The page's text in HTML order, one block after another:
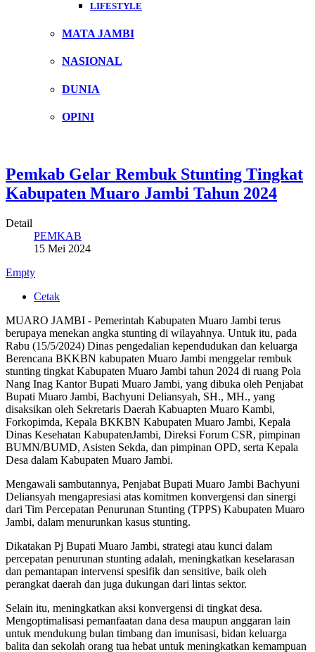
LIFESTYLE
MATA JAMBI
NASIONAL
DUNIA
OPINI
Pemkab Gelar Rembuk Stunting Tingkat
Kabupaten Muaro Jambi Tahun 2024
Detail
PEMKAB
15 Mei 2024
Empty
Cetak
MUARO JAMBI - Pemerintah Kabupaten Muaro Jambi terus
berupaya menekan angka stunting di wilayahnya. Untuk itu, pada
Rabu (15/5/2024) Dinas pengedalian kependudukan dan keluarga
Berencana BKKBN kabupaten Muaro Jambi menggelar rembuk
stunting tingkat Kabupaten Muaro Jambi tahun 2024 di ruang Pola
Nang Inag Kantor Bupati Muaro Jambi, yang dibuka oleh Penjabat
Bupati Muaro Jambi, Bachyuni Deliansyah, SH., MH., yang
disaksikan oleh Sekretaris Daerah Kabuapten Muaro Kambi,
Forkopimda, Kepala BKKBN Kabupaten Muaro Jambi, Kepala
Dinas Kesehatan KabupatenJambi, Direksi Forum CSR, pimpinan
BUMN/BUMD, Asisten Sekda, dan pimpinan OPD, serta Kepala
Desa dalam Kabupaten Muaro Jambi.
Mengawali sambutannya, Penjabat Bupati Muaro Jambi Bachyuni
Deliansyah mengapresiasi atas komitmen konvergensi dan sinergi
dari Tim Percepatan Penurunan Stunting (TPPS) Kabupaten Muaro
Jambi, dalam menurunkan kasus stunting.
Dikatakan Pj Bupati Muaro Jambi, strategi atau kunci dalam
percepatan penurunan stunting adalah, meningkatkan keselarasan
dan pemantapan intervensi spesifik dan sensitive, baik oleh
perangkat daerah dan juga dukungan dari lintas sektor.
Selain itu, meningkatkan aksi konvergensi di tingkat desa.
Mengoptimalisasi pemanfaatan dana desa maupun anggaran lain
untuk mendukung bulan timbang dan imunisasi, bidan keluarga
balita dan sekolah orang tua hebat untuk meningkatkan kemampuan